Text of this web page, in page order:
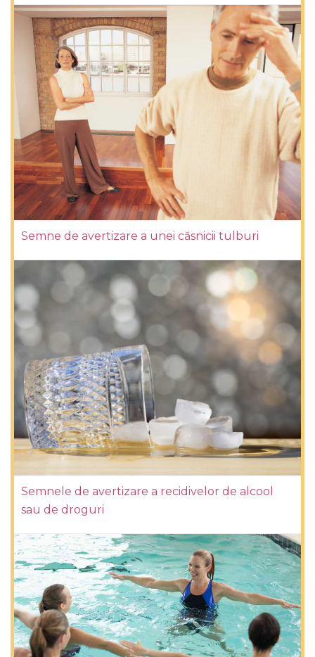
Semne de avertizare a unei căsnicii tulburi
Semnele de avertizare a recidivelor de alcool
sau de droguri